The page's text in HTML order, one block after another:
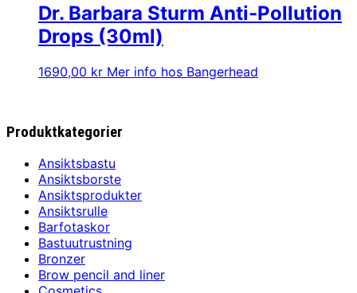
5000,00 kr.4206,00 kr.
Dr. Barbara Sturm Anti-Pollution
Drops (30ml)
1690,00 kr Mer info hos Bangerhead
Produktkategorier
Ansiktsbastu
Ansiktsborste
Ansiktsprodukter
Ansiktsrulle
Barfotaskor
Bastuutrustning
Bronzer
Brow pencil and liner